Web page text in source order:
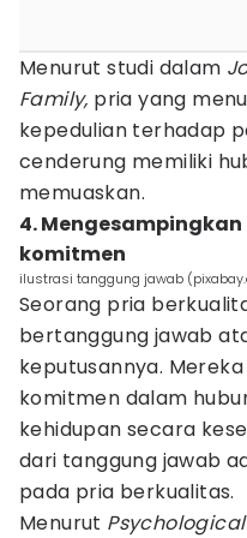
Menurut studi dalam
Family, pria yang
kepedulian terhadap
cenderung memiliki
memuaskan.
4.
komitmen
ilustrasi tanggung jawab
Seorang pria
bertanggung jawab
keputusannya.
komitmen dalam
kehidupan secara
dari tanggung jawab
pada pria berkualitas.
Menurut